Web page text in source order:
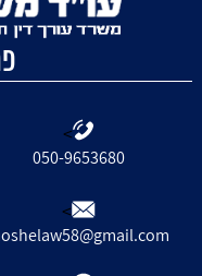
>
050-9653680
>